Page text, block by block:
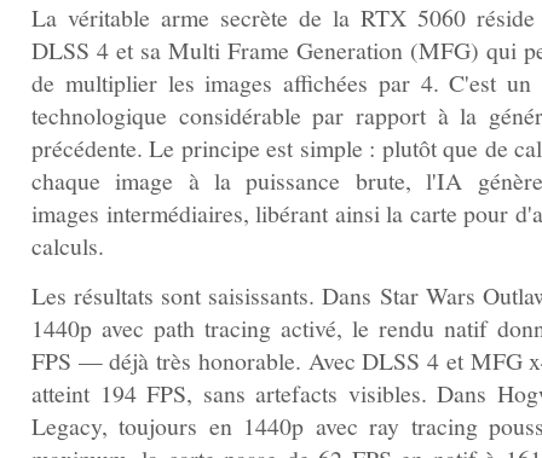
La véritable arme secrète de la RTX 5060 réside
DLSS 4 et sa Multi Frame Generation (MFG) qui
de multiplier les images affichées par 4. C'est un
technologique considérable par rapport à la
précédente. Le principe est simple : plutôt que de
chaque image à la puissance brute, l'IA
images intermédiaires, libérant ainsi la carte pour
calculs.
Les résultats sont saisissants. Dans Star Wars
1440p avec path tracing activé, le rendu natif
FPS — déjà très honorable. Avec DLSS 4 et MFG
atteint 194 FPS, sans artefacts visibles. Dans
Legacy, toujours en 1440p avec ray tracing